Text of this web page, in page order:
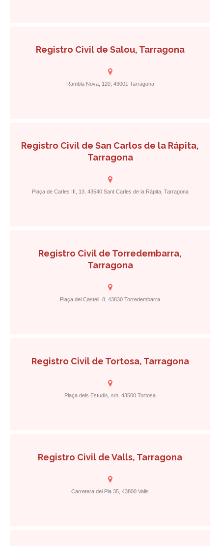
Registro Civil de Salou, Tarragona
Rambla Nova, 120, 43001 Tarragona
Registro Civil de San Carlos de la Rápita,
Tarragona
Plaça de Carles III, 13, 43540 Sant Carles de la Ràpita, Tarragona
Registro Civil de Torredembarra,
Tarragona
Plaça del Castell, 8, 43830 Torredembarra
Registro Civil de Tortosa, Tarragona
Plaça dels Estudis, s/n, 43500 Tortosa
Registro Civil de Valls, Tarragona
Carretera del Pla 35, 43800 Valls